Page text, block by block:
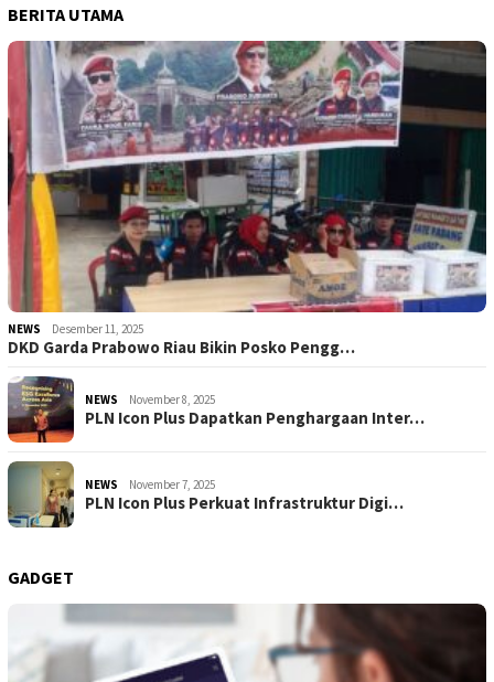
BERITA UTAMA
NEWS Desember 11, 2025
DKD Garda Prabowo Riau Bikin Posko Pengg…
NEWS November 8, 2025
PLN Icon Plus Dapatkan Penghargaan Inter…
NEWS November 7, 2025
PLN Icon Plus Perkuat Infrastruktur Digi…
GADGET